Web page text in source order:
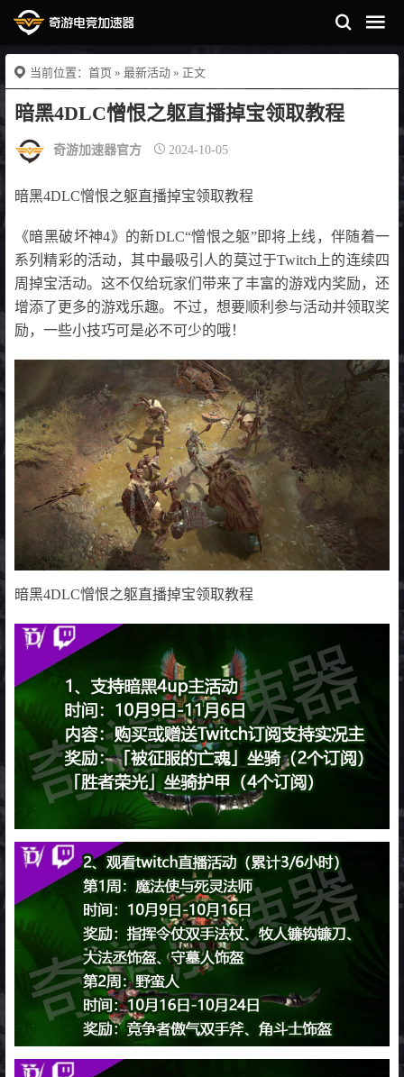
当前位置： 首页 » 最新活动 » 正文
暗黑4DLC憎恨之躯直播掉宝领取教程
奇游加速器官方 2024-10-05
暗黑4DLC憎恨之躯直播掉宝领取教程
《暗黑破坏神4》的新DLC“憎恨之躯”即将上线，伴随着一
系列精彩的活动，其中最吸引人的莫过于Twitch上的连续四
周掉宝活动。这不仅给玩家们带来了丰富的游戏内奖励，还
增添了更多的游戏乐趣。不过，想要顺利参与活动并领取奖
励，一些小技巧可是必不可少的哦！
暗黑4DLC憎恨之躯直播掉宝领取教程